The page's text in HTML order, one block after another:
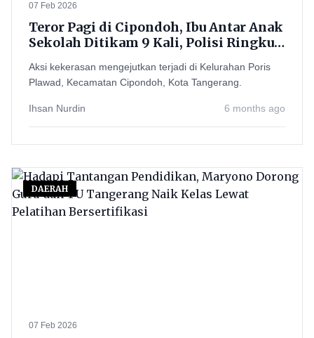
07 Feb 2026
Teror Pagi di Cipondoh, Ibu Antar Anak
Sekolah Ditikam 9 Kali, Polisi Ringkus
Aksi kekerasan mengejutkan terjadi di Kelurahan Poris
Plawad, Kecamatan Cipondoh, Kota Tangerang.
Ihsan Nurdin 6 months ago
DAERAH
07 Feb 2026